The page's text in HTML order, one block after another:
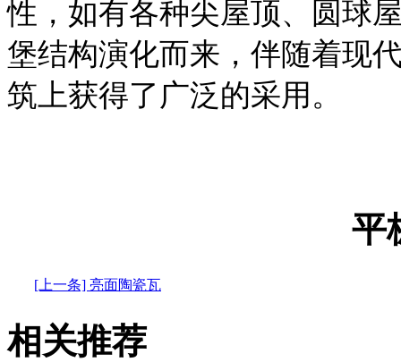
性，如有各种尖屋顶、圆球
堡结构演化而来，伴随着现
筑上获得了广泛的采用。
平
[上一条] 亮面陶瓷瓦
相关推荐